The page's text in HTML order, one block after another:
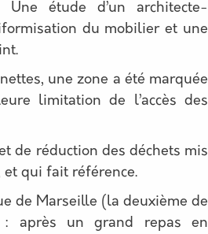
étude d’un architecte-
du mobilier et une
une zone a été marquée
limitation de l’accès des
de réduction des déchets mis
qui fait référence.
de Marseille (la deuxième de
: après un grand repas en